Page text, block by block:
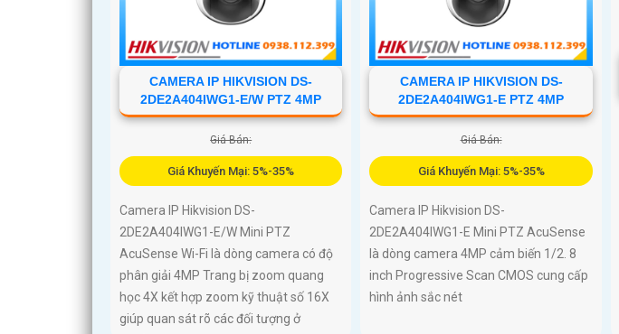
CAMERA IP HIKVISION DS-
2DE2A404IWG1-E/W PTZ 4MP
Giá Bán:
Giá Khuyến Mại: 5%-35%
Camera IP Hikvision DS-
2DE2A404IWG1-E/W Mini PTZ
AcuSense Wi-Fi là dòng camera có độ
phân giải 4MP Trang bị zoom quang
học 4X kết hợp zoom kỹ thuật số 16X
giúp quan sát rõ các đối tượng ở
CAMERA IP HIKVISION DS-
2DE2A404IWG1-E PTZ 4MP
Giá Bán:
Giá Khuyến Mại: 5%-35%
Camera IP Hikvision DS-
2DE2A404IWG1-E Mini PTZ AcuSense
là dòng camera 4MP cảm biến 1/2. 8
inch Progressive Scan CMOS cung cấp
hình ảnh sắc nét